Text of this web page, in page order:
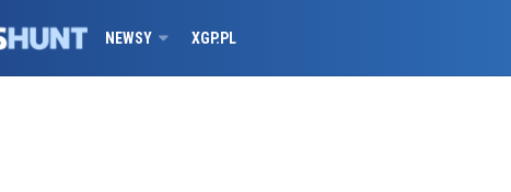
NEWSY XGP.PL